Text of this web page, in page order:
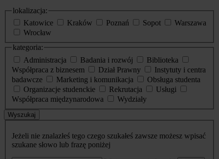
lokalizacja:
Katowice
Kraków Poznań Sopot
Warszawa
Wrocław
kategoria:
Administracja
Badania i rozwój
Biblioteka
Współpraca z biznesem
Dział Prawny
Instytuty i centra
badawcze
Marketing i komunikacja
Obsługa studenta
Organizacje studenckie
Rekrutacja
Usługi
Współpraca międzynarodowa
Wydziały
Wyszukaj
Jeżeli nie znalazłeś tego czego szukałeś zawsze możesz wpisać
szukane słowo lub frazę poniżej